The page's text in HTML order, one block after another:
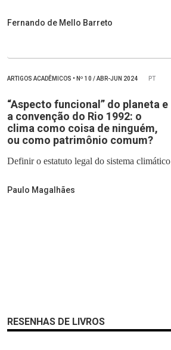
Fernando de Mello Barreto
ARTIGOS ACADÊMICOS • Nº 10 / ABR-JUN 2024 PT
“Aspecto funcional” do planeta e
a convenção do Rio 1992: o
clima como coisa de ninguém,
ou como patrimônio comum?
Definir o estatuto legal do sistema climático
Paulo Magalhães
RESENHAS DE LIVROS